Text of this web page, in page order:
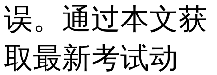
误。通过本文获
取最新考试动